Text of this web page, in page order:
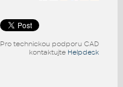
Pro technickou podporu CAD
kontaktujte Helpdesk